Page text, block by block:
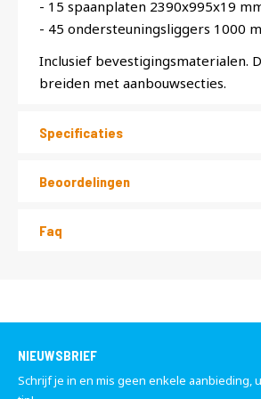
- 15 spaanplaten 2390x995x19
- 45 ondersteuningsliggers 1000
Inclusief bevestigingsmaterialen.
breiden met aanbouwsecties.
Specificaties
Beoordelingen
Faq
NIEUWSBRIEF
Schrijf je in en mis geen enkele aanbieding,